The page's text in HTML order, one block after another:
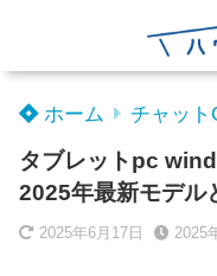
ホーム チャット
タブレットpc
2025年最新モデル
2025年6月17日 2025